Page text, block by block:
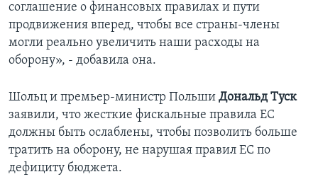
соглашение о финансовых правилах и пути
продвижения вперед, чтобы все страны-члены
могли реально увеличить наши расходы на
оборону», - добавила она.
Шольц и премьер-министр Польши Дональд Туск
заявили, что жесткие фискальные правила ЕС
должны быть ослаблены, чтобы позволить больше
тратить на оборону, не нарушая правил ЕС по
дефициту бюджета.